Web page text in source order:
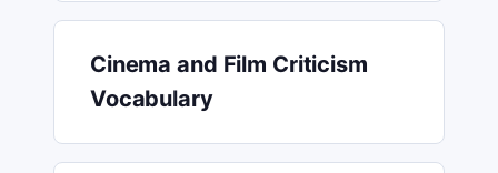
Cinema and Film Criticism
Vocabulary